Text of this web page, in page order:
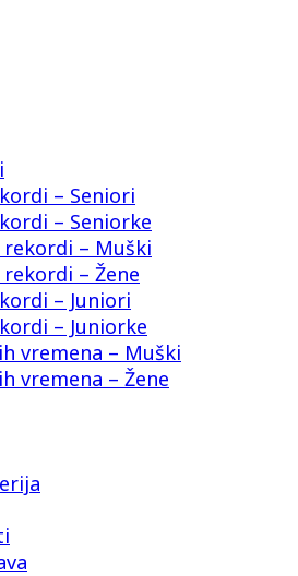
– Seniori
– Seniorke
rekordi – Muški
– Žene
– Juniori
– Juniorke
vremena – Muški
vremena – Žene